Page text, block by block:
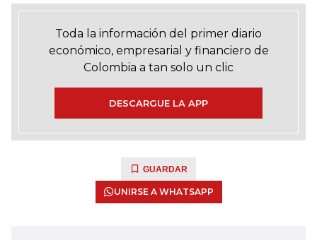
Toda la información del primer diario
económico, empresarial y financiero de
Colombia a tan solo un clic
DESCARGUE LA APP
GUARDAR
UNIRSE A WHATSAPP